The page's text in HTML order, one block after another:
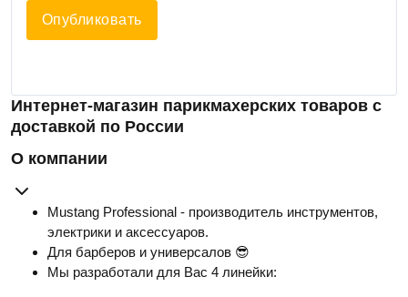
Опубликовать
Интернет-магазин парикмахерских товаров с
доставкой по России
О компании
Mustang Professional - производитель инструментов,
электрики и аксессуаров.
Для барберов и универсалов 😎
Мы разработали для Вас 4 линейки: